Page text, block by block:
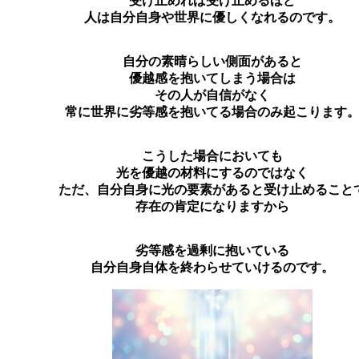
人は自分自身や世界に優しくなれるのです。
自分の素晴らしい側面があると
優越感を抱いてしまう場合は
その人が自信がなく
常に世界に劣等感を抱いてる場合のみ起こります。
こうした場合においても
光を優越の材料にするのではなく
ただ、自分自身に光の要素があると受け止めること
存在の肯定になりますから
劣等感を過剰に抱いている
自分自身自体を終わらせていけるのです。